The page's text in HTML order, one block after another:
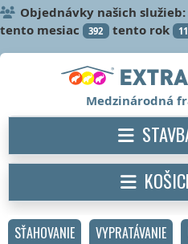
Objednávky našich služieb:
tento mesiac 392 tento rok
SŤAHOVANIE VYPRATÁVANIE
Medzinárodná